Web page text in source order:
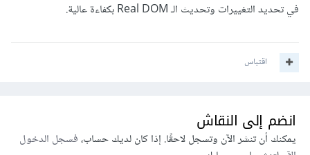
في تحديد التغييرات وتحديث الـ Real DOM بكفاءة عالية.
اقتباس
انضم إلى النقاش
يمكنك أن تنشر الآن وتسجل لاحقًا. إذا كان لديك حساب،فسجل الدخول